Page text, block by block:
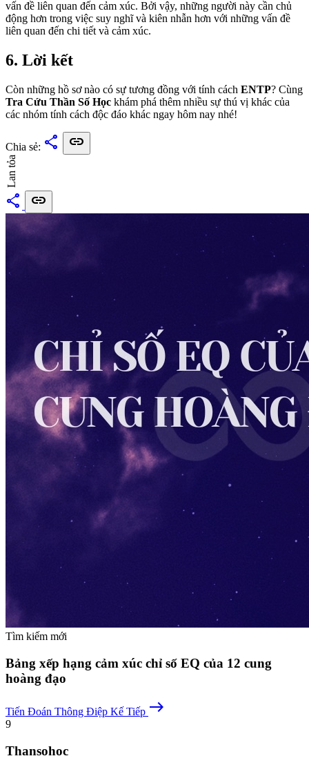
vấn đề liên quan đến cảm xúc. Bởi vậy, những người này cần chủ
động hơn trong việc suy nghĩ và kiên nhẫn hơn với những vấn đề
liên quan đến chi tiết và cảm xúc.
6. Lời kết
Còn những hồ sơ nào có sự tương đồng với tính cách ENTP? Cùng
Tra Cứu Thần Số Học khám phá thêm nhiều sự thú vị khác của
các nhóm tính cách độc đáo khác ngay hôm nay nhé!
Chia sẻ: share link
Lan tỏa
share link
Tìm kiếm mới
Bảng xếp hạng cảm xúc chỉ số EQ của 12 cung
hoàng đạo
Tiến Đoán Thông Điệp Kế Tiếp east
9
Thansohoc